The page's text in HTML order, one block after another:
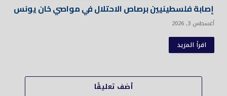
إصابة فلسطينيين برصاص الاحتلال في مواصي خان يونس
أغسطس 3, 2026
اقرأ المزيد
أضف تعليقًا